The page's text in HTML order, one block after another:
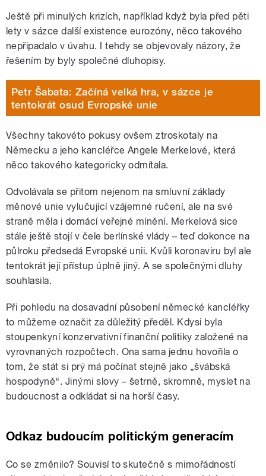
Ještě při minulých krizích, například když byla před pěti
lety v sázce další existence eurozóny, něco takového
nepřipadalo v úvahu. I tehdy se objevovaly názory, že
řešením by byly společné dluhopisy.
Petr Šabata: Začíná velká hra, v sázce je
tentokrát osud Evropské unie
Všechny takovéto pokusy ovšem ztroskotaly na
Německu a jeho kancléřce Angele Merkelové, která
něco takového kategoricky odmítala.
Odvolávala se přitom nejenom na smluvní základy
měnové unie vylučující vzájemné ručení, ale na své
straně měla i domácí veřejné mínění. Merkelová sice
stále ještě stojí v čele berlínské vlády – teď dokonce na
půlroku předsedá Evropské unii. Kvůli koronaviru byl ale
tentokrát její přístup úplně jiný. A se společnými dluhy
souhlasila.
Při pohledu na dosavadní působení německé kancléřky
to můžeme označit za důležitý předěl. Kdysi byla
stoupenkyní konzervativní finanční politiky založené na
vyrovnaných rozpočtech. Ona sama jednu hovořila o
tom, že stát si prý má počínat stejně jako „švábská
hospodyně“. Jinými slovy – šetrně, skromně, myslet na
budoucnost a odkládat si na horší časy.
Odkaz budoucím politickým generacím
Co se změnilo? Souvisí to skutečně s mimořádností